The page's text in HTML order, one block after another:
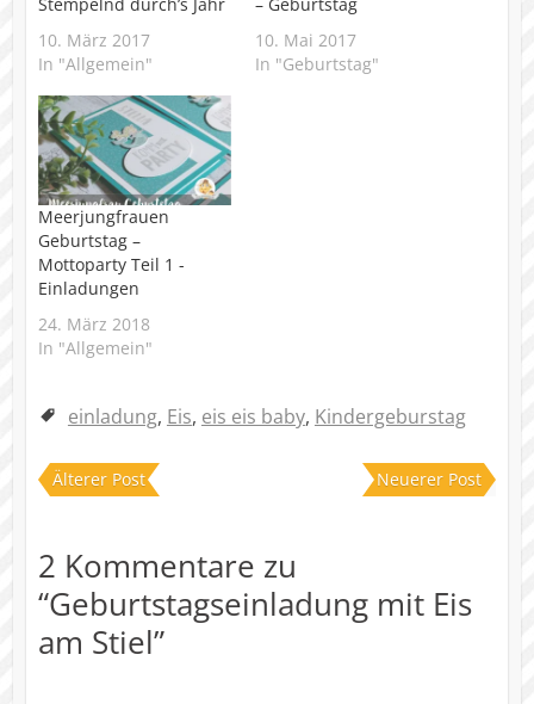
10. März 2017
In "Allgemein"
10. Mai 2017
In "Geburtstag"
Meerjungfrauen
Geburtstag –
Mottoparty Teil 1 -
Einladungen
24. März 2018
In "Allgemein"
einladung, Eis, eis eis baby, Kindergeburstag
Älterer Post Neuerer Post
2 Kommentare zu
“Geburtstagseinladung mit Eis
am Stiel”